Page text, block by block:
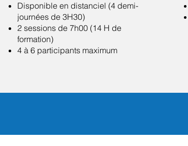
Disponible en distanciel (4 demi-
journées de 3H30)
2 sessions de 7h00 (14 H de
formation)
4 à 6 participants maximum